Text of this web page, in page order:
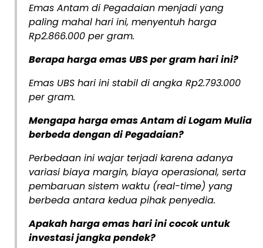
Emas Antam di Pegadaian menjadi yang
paling mahal hari ini, menyentuh harga
Rp2.866.000 per gram.
Berapa harga emas UBS per gram hari ini?
Emas UBS hari ini stabil di angka Rp2.793.000
per gram.
Mengapa harga emas Antam di Logam Mulia
berbeda dengan di Pegadaian?
Perbedaan ini wajar terjadi karena adanya
variasi biaya margin, biaya operasional, serta
pembaruan sistem waktu (real-time) yang
berbeda antara kedua pihak penyedia.
Apakah harga emas hari ini cocok untuk
investasi jangka pendek?